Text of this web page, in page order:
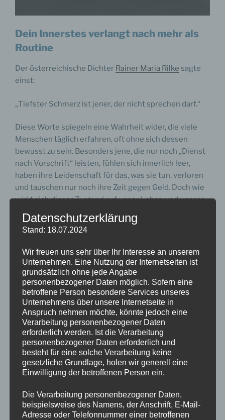
Dein Innerstes verlangt nach mehr als
Routine
Der österreichische Dichter Rainer Maria Rilke sagte
einst:
„Tiefster Schmerz ist jener, der nicht sprechen darf.“
Diese Worte spiegeln eine Wahrheit wider, die viele
Menschen täglich erfahren, oft ohne sich dessen
bewusst zu sein. Besonders jene, die nur noch „Dienst
nach Vorschrift“ leisten, fühlen sich innerlich leer,
haben ihre Leidenschaft für das, was sie tun, verloren
und tauschen nur noch ihre Zeit gegen Geld. Doch wie
wirkt sich dieser Zustand auf unser Leben und unsere
Psyche aus?
Dienst nach Vorschrift“ – das klingt
zunächst pragmatisch und effizient.
Man tut, was verlangt wird, nicht mehr, nicht weniger.
Doch hinter dieser Fassade lauert oft etwas viel
Dunkleres: der Verlust von Sinn und innerer Erfüllung.
Der tiefste Schmerz, von dem Rilke spricht, ist in
diesem Kontext das Schweigen des Innersten, das sich
einstellt, wenn man sich selbst und seine
Datenschutzerklärung
Stand: 18.07.2024
Wir freuen uns sehr über Ihr Interesse an unserem
Unternehmen. Eine Nutzung der Internetseiten ist
grundsätzlich ohne jede Angabe
personenbezogener Daten möglich. Sofern eine
betroffene Person besondere Services unseres
Unternehmens über unsere Internetseite in
Anspruch nehmen möchte, könnte jedoch eine
Verarbeitung personenbezogener Daten
erforderlich werden. Ist die Verarbeitung
personenbezogener Daten erforderlich und
besteht für eine solche Verarbeitung keine
gesetzliche Grundlage, holen wir generell eine
Einwilligung der betroffenen Person ein.
Die Verarbeitung personenbezogener Daten,
beispielsweise des Namens, der Anschrift, E-Mail-
Adresse oder Telefonnummer einer betroffenen